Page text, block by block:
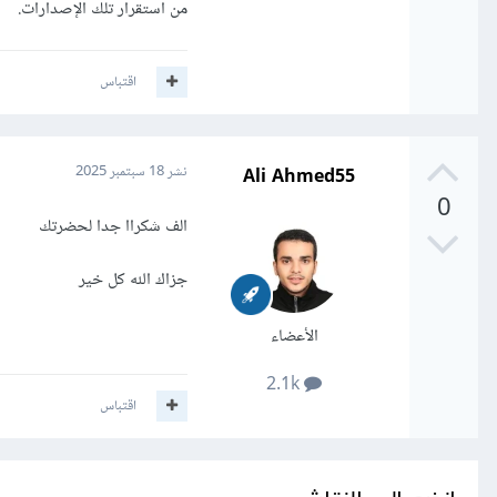
من استقرار تلك الإصدارات.
اقتباس
0
Ali Ahmed55
الأعضاء
نشر18 سبتمبر 2025
الف شكراا جدا لحضرتك
جزاك الله كل خير
اقتباس